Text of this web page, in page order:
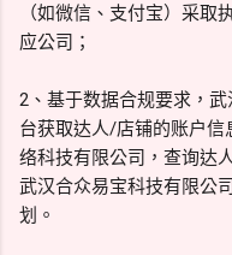
（如微信、支付宝）采取
应公司；
2、基于数据合规要求，
台获取达人/店铺的账户信
络科技有限公司，查询达
武汉合众易宝科技有限公
划。